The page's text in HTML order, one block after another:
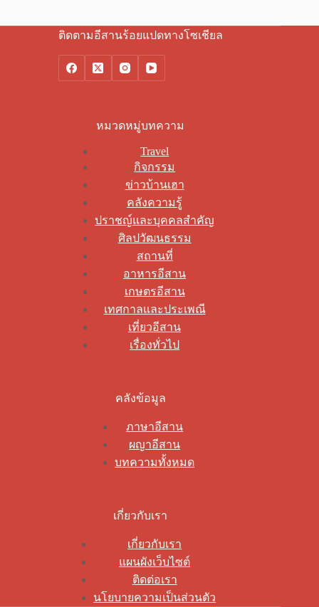
ติดตามอีสานร้อยแปดทางโซเชียล
หมวดหมู่บทความ
Travel
กิจกรรม
ข่าวบ้านเฮา
คลังความรู้
ปราชญ์และบุคคลสำคัญ
ศิลปวัฒนธรรม
สถานที่
อาหารอีสาน
เกษตรอีสาน
เทศกาลและประเพณี
เที่ยวอีสาน
เรื่องทั่วไป
คลังข้อมูล
ภาษาอีสาน
ผญาอีสาน
บทความทั้งหมด
เกี่ยวกับเรา
เกี่ยวกับเรา
แผนผังเว็บไซต์
ติดต่อเรา
นโยบายความเป็นส่วนตัว